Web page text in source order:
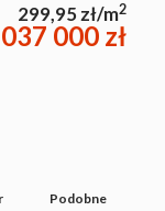
299,95 zł/m2
000 zł
Podobne